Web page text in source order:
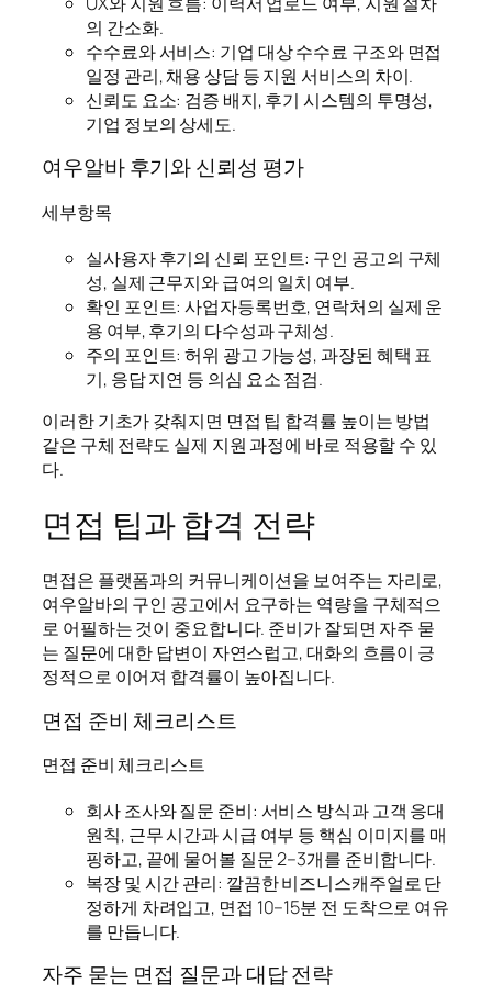
의 간소화.
수수료와 서비스: 기업 대상 수수료 구조와 면접
일정 관리, 채용 상담 등 지원 서비스의 차이.
신뢰도 요소: 검증 배지, 후기 시스템의 투명성,
기업 정보의 상세도.
여우알바 후기와 신뢰성 평가
세부항목
실사용자 후기의 신뢰 포인트: 구인 공고의 구체
성, 실제 근무지와 급여의 일치 여부.
확인 포인트: 사업자등록번호, 연락처의 실제 운
용 여부, 후기의 다수성과 구체성.
주의 포인트: 허위 광고 가능성, 과장된 혜택 표
기, 응답 지연 등 의심 요소 점검.
이러한 기초가 갖춰지면 면접 팁 합격률 높이는 방법
같은 구체 전략도 실제 지원 과정에 바로 적용할 수 있
다.
면접 팁과 합격 전략
면접은 플랫폼과의 커뮤니케이션을 보여주는 자리로,
여우알바의 구인 공고에서 요구하는 역량을 구체적으
로 어필하는 것이 중요합니다. 준비가 잘되면 자주 묻
는 질문에 대한 답변이 자연스럽고, 대화의 흐름이 긍
정적으로 이어져 합격률이 높아집니다.
면접 준비 체크리스트
면접 준비 체크리스트
회사 조사와 질문 준비: 서비스 방식과 고객 응대
원칙, 근무 시간과 시급 여부 등 핵심 이미지를 매
핑하고, 끝에 물어볼 질문 2–3개를 준비합니다.
복장 및 시간 관리: 깔끔한 비즈니스캐주얼로 단
정하게 차려입고, 면접 10–15분 전 도착으로 여유
를 만듭니다.
자주 묻는 면접 질문과 대답 전략